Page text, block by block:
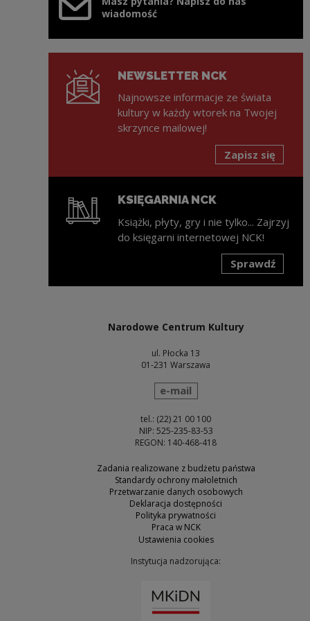
wiadomość
NEWSLETTER NCK
Najnowsze informacje ze świata
kultury w każdy wtorek na Twojej
skrzynce mailowej!
Zapisz się
KSIĘGARNIA NCK
Książki, płyty, gry i nie tylko... Zajrzyj
do księgarni internetowej NCK!
Sprawdź
Narodowe Centrum Kultury
ul. Płocka 13
01-231 Warszawa
wyślij wiadomość
e-mail
tel.: (22) 21 00 100
NIP: 525-235-83-53
REGON: 140-468-418
Zadania realizowane z budżetu państwa
Standardy ochrony małoletnich
Przetwarzanie danych osobowych
Deklaracja dostępności
Polityka prywatności
Praca w NCK
Ustawienia cookies
Instytucja nadzorująca: